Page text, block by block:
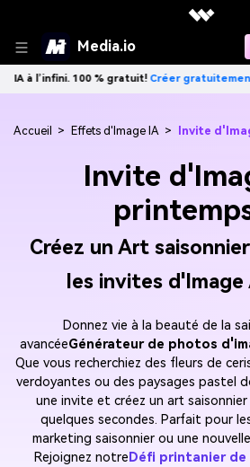
Media.io
100 % gratuit!Créer gratuitement→
Accueil > Effets d'Image IA > Invite
Invite
Créez un Art
les invites d'Image
Donnez vie à la beauté de la
avancéeGénérateur de photos
Que vous recherchiez des fleurs de
verdoyantes ou des paysages pastel
une invite et créez un art
quelques secondes. Parfait pour
marketing saisonnier ou une
Rejoignez notre Défi printanier de